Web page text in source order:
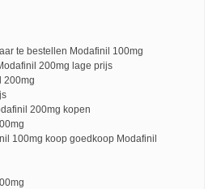
te bestellen Modafinil 100mg
200mg lage prijs
200mg
200mg kopen
100mg koop goedkoop Modafinil